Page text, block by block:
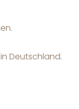
Deutschland.